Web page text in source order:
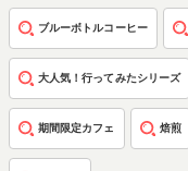
ブルーボトルコーヒー
大人気！行ってみたシリーズ
期間限定カフェ 焙煎